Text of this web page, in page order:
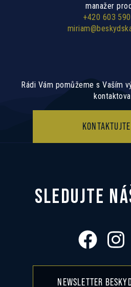
manažer
+420 603
Rádi Vám pomůžeme s Vaším
SLEDUJTE
NEWSLETTER